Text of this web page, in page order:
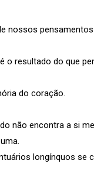
nossos pensamentos
o resultado do que
do coração.
não encontra a si
longínquos se